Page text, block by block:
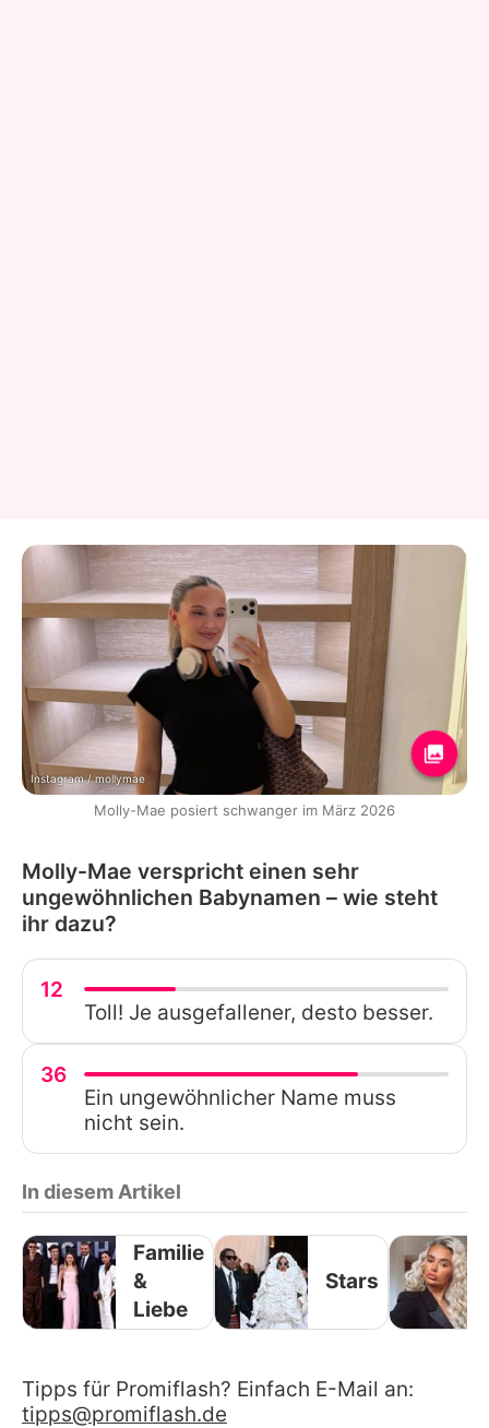
Instagram / mollymae
Molly-Mae posiert schwanger im März 2026
Molly-Mae verspricht einen sehr
ungewöhnlichen Babynamen – wie steht
ihr dazu?
12
Toll! Je ausgefallener, desto besser.
36
Ein ungewöhnlicher Name muss
nicht sein.
In diesem Artikel
Familie
&
Liebe
Stars
Tipps für Promiflash? Einfach E-Mail an:
tipps@promiflash.de